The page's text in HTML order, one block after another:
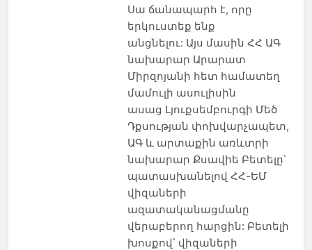
Սա ճանապարհ է, որը
երկուստեք ենք
անցնելու: Այս մասին ՀՀ ԱԳ
նախարար Արարատ
Միրզոյանի հետ համատեղ
մամուլի ասուլիսին
ասաց Լյուքսեմբուրգի Մեծ
Դքսության փոխվարչապետ,
ԱԳ և արտաքին առևտրի
նախարար Քսավիե Բետելը՝
պատասխանելով ՀՀ-ԵՄ
վիզաների
ազատականացմանը
վերաբերող հարցին: Բետելի
խոսքով՝ վիզաների